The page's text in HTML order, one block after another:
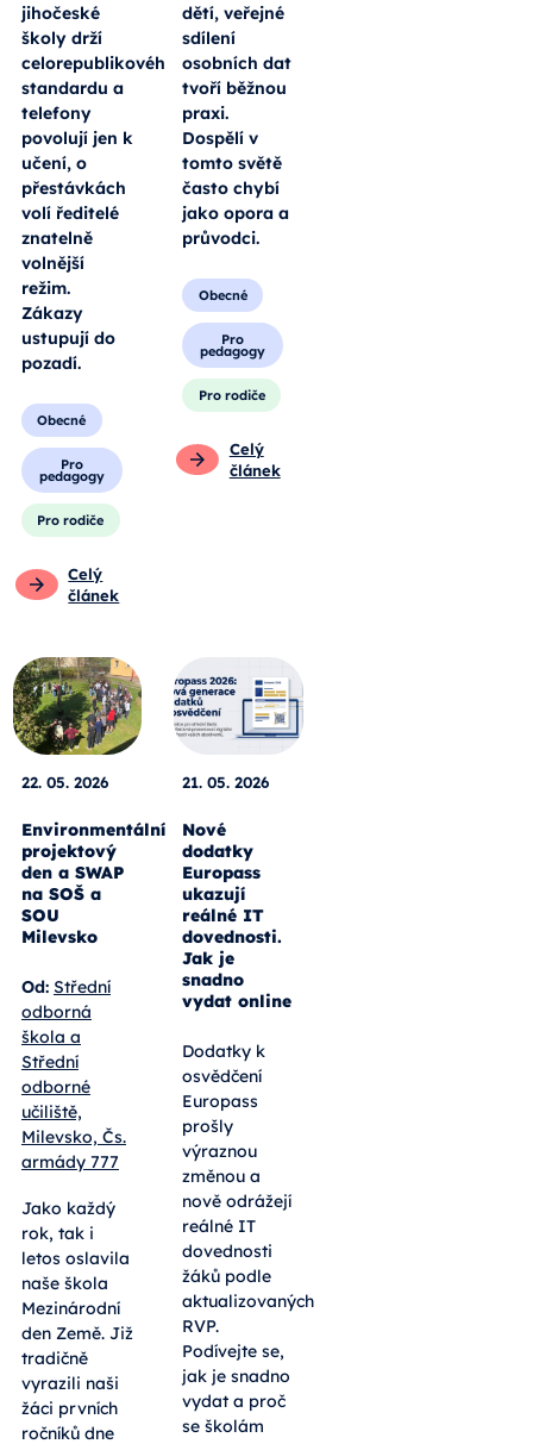
jihočeské
školy drží
celorepublikového
standardu a
telefony
povolují jen k
učení, o
přestávkách
volí ředitelé
znatelně
volnější
režim.
Zákazy
ustupují do
pozadí.
Obecné
Pro
pedagogy
Pro rodiče
Celý
článek
dětí, veřejné
sdílení
osobních dat
tvoří běžnou
praxi.
Dospělí v
tomto světě
často chybí
jako opora a
průvodci.
Obecné
Pro
pedagogy
Pro rodiče
Celý
článek
22. 05. 2026
Environmentální
projektový
den a SWAP
na SOŠ a
SOU
Milevsko
Od: Střední
odborná
škola a
Střední
odborné
učiliště,
Milevsko, Čs.
armády 777
Jako každý
rok, tak i
letos oslavila
naše škola
Mezinárodní
den Země. Již
tradičně
vyrazili naši
žáci prvních
ročníků dne
21. 05. 2026
Nové
dodatky
Europass
ukazují
reálné IT
dovednosti.
Jak je
snadno
vydat online
Dodatky k
osvědčení
Europass
prošly
výraznou
změnou a
nově odrážejí
reálné IT
dovednosti
žáků podle
aktualizovaných
RVP.
Podívejte se,
jak je snadno
vydat a proč
se školám